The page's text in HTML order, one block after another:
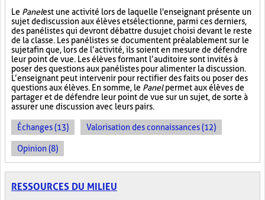
Le Panelest une activité lors de laquelle l'enseignant présente un
sujet de discussion aux élèves et sélectionne, parmi ces derniers,
des panélistes qui devront débattre du sujet choisi devant le reste
de la classe. Les panélistes se documentent préalablement sur le
sujet afin que, lors de l’activité, ils soient en mesure de défendre
leur point de vue. Les élèves formant l’auditoire sont invités à
poser des questions aux panélistes pour alimenter la discussion.
L’enseignant peut intervenir pour rectifier des faits ou poser des
questions aux élèves. En somme, le Panelpermet aux élèves de
partager et de défendre leur point de vue sur un sujet, de sorte à
assurer une discussion avec leurs pairs.
Échanges (13) Valorisation des connaissances (12)
Opinion (8)
RESSOURCES DU MILIEU